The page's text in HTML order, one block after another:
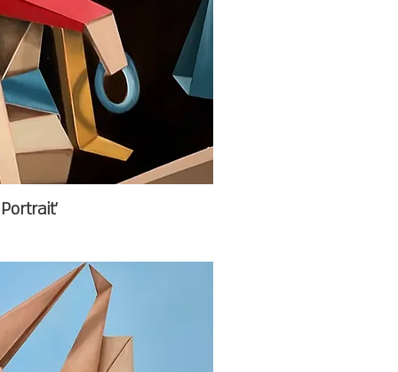
'Self Portrait'